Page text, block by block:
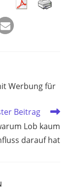
Werbung für
Beitrag
Lob kaum
darauf hat